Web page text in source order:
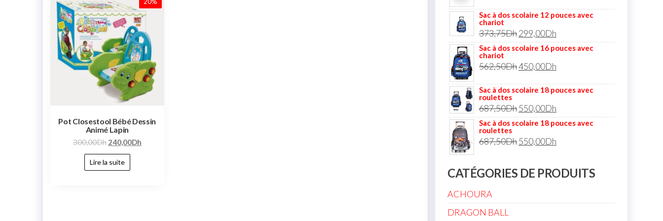
Pot Closestool Bébé Dessin
Animé Lapin
300,00Dh 240,00Dh
Lire la suite
Sac à dos scolaire 12 pouces avec
chariot
373,75Dh299,00Dh
Sac à dos scolaire 16 pouces avec
chariot
562,50Dh450,00Dh
Sac à dos scolaire 18 pouces avec
roulettes
687,50Dh550,00Dh
Sac à dos scolaire 18 pouces avec
roulettes
687,50Dh550,00Dh
CATÉGORIES DE PRODUITS
ACHOURA
DRAGON BALL